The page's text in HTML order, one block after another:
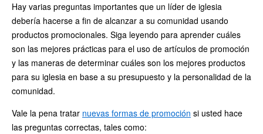
Hay varias preguntas importantes que un líder de iglesia
debería hacerse a fin de alcanzar a su comunidad usando
productos promocionales. Siga leyendo para aprender cuáles
son las mejores prácticas para el uso de artículos de promoción
y las maneras de determinar cuáles son los mejores productos
para su iglesia en base a su presupuesto y la personalidad de la
comunidad.
Vale la pena tratar nuevas formas de promoción si usted hace
las preguntas correctas, tales como: